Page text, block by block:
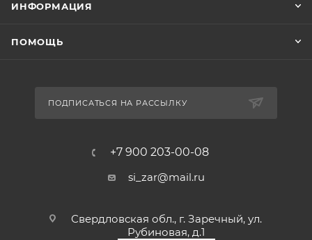
ИНФОРМАЦИЯ
ПОМОЩЬ
ПОДПИСАТЬСЯ НА РАССЫЛКУ
+7 900 203-00-08
si_zar@mail.ru
Свердловская обл., г. Заречный, ул.
Рубиновая, д.1